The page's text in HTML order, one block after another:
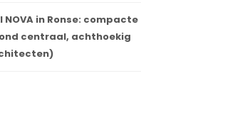
NOVA in Ronse: compacte
centraal, achthoekig